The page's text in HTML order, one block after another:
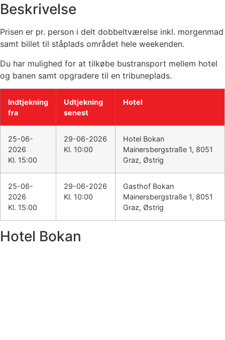
Beskrivelse
Prisen er pr. person i delt dobbeltværelse inkl. morgenmad
samt billet til ståplads området hele weekenden.
Du har mulighed for at tilkøbe bustransport mellem hotel
og banen samt opgradere til en tribuneplads.
Indtjekning
fra
Udtjekning
senest
Hotel
25-06-
2026
Kl. 15:00
29-06-2026
Kl. 10:00
Hotel Bokan
Mainersbergstraße 1, 8051
Graz, Østrig
25-06-
2026
Kl. 15:00
29-06-2026
Kl. 10:00
Gasthof Bokan
Mainersbergstraße 1, 8051
Graz, Østrig
Hotel Bokan